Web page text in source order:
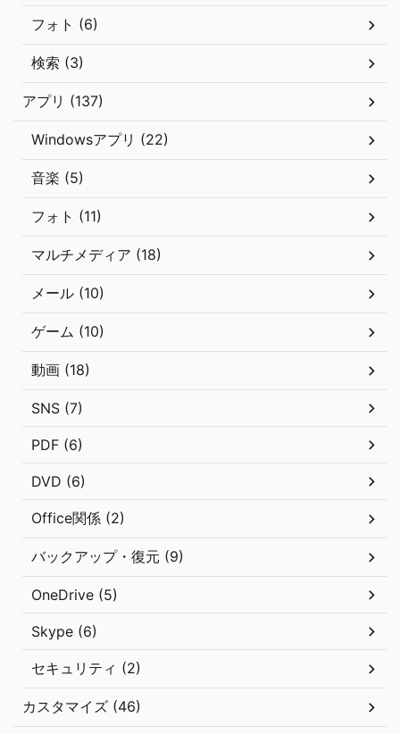
フォト (6)
検索 (3)
アプリ (137)
Windowsアプリ (22)
音楽 (5)
フォト (11)
マルチメディア (18)
メール (10)
ゲーム (10)
動画 (18)
SNS (7)
PDF (6)
DVD (6)
Office関係 (2)
バックアップ・復元 (9)
OneDrive (5)
Skype (6)
セキュリティ (2)
カスタマイズ (46)